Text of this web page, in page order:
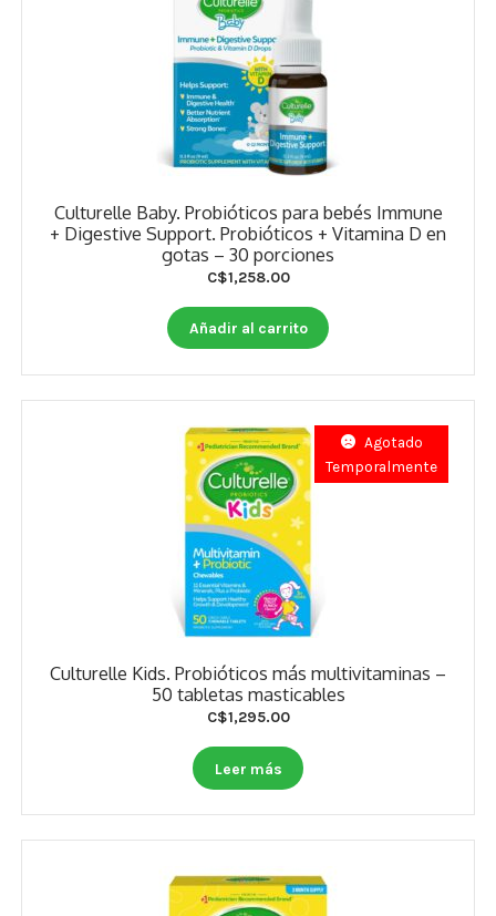
Culturelle Baby. Probióticos para bebés Immune
+ Digestive Support. Probióticos + Vitamina D en
gotas – 30 porciones
C$1,258.00
Añadir al carrito
Culturelle Kids. Probióticos más multivitaminas –
50 tabletas masticables
Agotado
Temporalmente
C$1,295.00
Leer más